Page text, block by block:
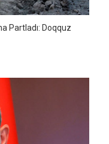
Partladı: Doqquz